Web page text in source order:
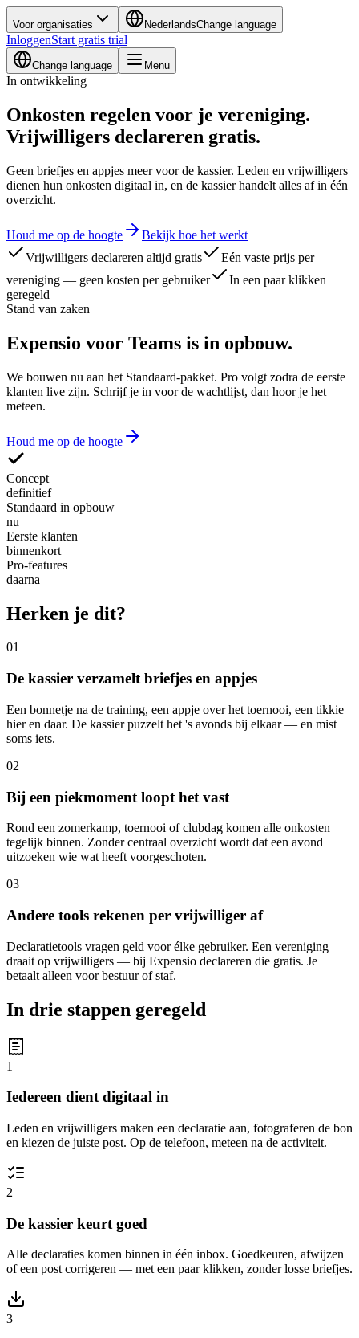
Voor organisaties NederlandsChange language
InloggenStart gratis trial
Change language Menu
In ontwikkeling
Onkosten regelen voor je vereniging.
Vrijwilligers declareren gratis.
Geen briefjes en appjes meer voor de kassier. Leden en vrijwilligers
dienen hun onkosten digitaal in, en de kassier handelt alles af in één
overzicht.
Houd me op de hoogte
Bekijk hoe het werkt
Vrijwilligers declareren altijd gratis
Eén vaste prijs per
vereniging — geen kosten per gebruiker
In een paar klikken
geregeld
Stand van zaken
Expensio voor Teams is in opbouw.
We bouwen nu aan het Standaard-pakket. Pro volgt zodra de eerste
klanten live zijn. Schrijf je in voor de wachtlijst, dan hoor je het
meteen.
Houd me op de hoogte
Concept
definitief
Standaard in opbouw
nu
Eerste klanten
binnenkort
Pro-features
daarna
Herken je dit?
01
De kassier verzamelt briefjes en appjes
Een bonnetje na de training, een appje over het toernooi, een tikkie
hier en daar. De kassier puzzelt het 's avonds bij elkaar — en mist
soms iets.
02
Bij een piekmoment loopt het vast
Rond een zomerkamp, toernooi of clubdag komen alle onkosten
tegelijk binnen. Zonder centraal overzicht wordt dat een avond
uitzoeken wie wat heeft voorgeschoten.
03
Andere tools rekenen per vrijwilliger af
Declaratietools vragen geld voor élke gebruiker. Een vereniging
draait op vrijwilligers — bij Expensio declareren die gratis. Je
betaalt alleen voor bestuur of staf.
In drie stappen geregeld
1
Iedereen dient digitaal in
Leden en vrijwilligers maken een declaratie aan, fotograferen de bon
en kiezen de juiste post. Op de telefoon, meteen na de activiteit.
2
De kassier keurt goed
Alle declaraties komen binnen in één inbox. Goedkeuren, afwijzen
of een post corrigeren — met een paar klikken, zonder losse briefjes.
3